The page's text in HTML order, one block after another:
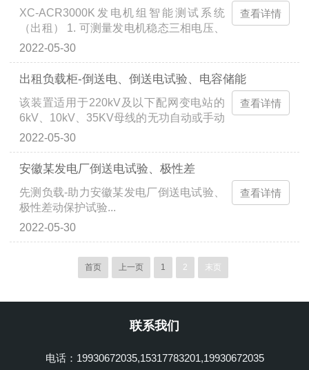
XC-ACR3000K发电机组智能测试系统
（出租） 1. 可测量发电机稳态三相电压、
电流、频率、运行时间等基本功能。 2. 具
～50次谐波含量及总谐波含量...
2022-05-30
查看详情
出租负载柜-倒送电、倒送电试验、电容储能
该装置适用于220kV及以下配网变电站的
6kV、10kV、35KV母线的无功自动或手动
补偿和变电站的有载调压，通过对变电站
电容器组的自动或手动投切，...
2022-05-30
查看详情
安徽某发电厂倒送电试验、极性差
先测负载-助力安徽某发电厂倒送电试验、
极性差动保护试验...
2022-05-30
查看详情
首页 上一页 1 2 末页
联系我们
电话：19930672035,15317783201,19930672035